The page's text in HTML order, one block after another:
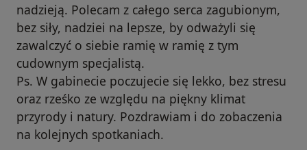
nadzieją. Polecam z całego serca zagubionym,
bez siły, nadziei na lepsze, by odważyli się
zawalczyć o siebie ramię w ramię z tym
cudownym specjalistą.
Ps. W gabinecie poczujecie się lekko, bez stresu
oraz rześko ze względu na piękny klimat
przyrody i natury. Pozdrawiam i do zobaczenia
na kolejnych spotkaniach.